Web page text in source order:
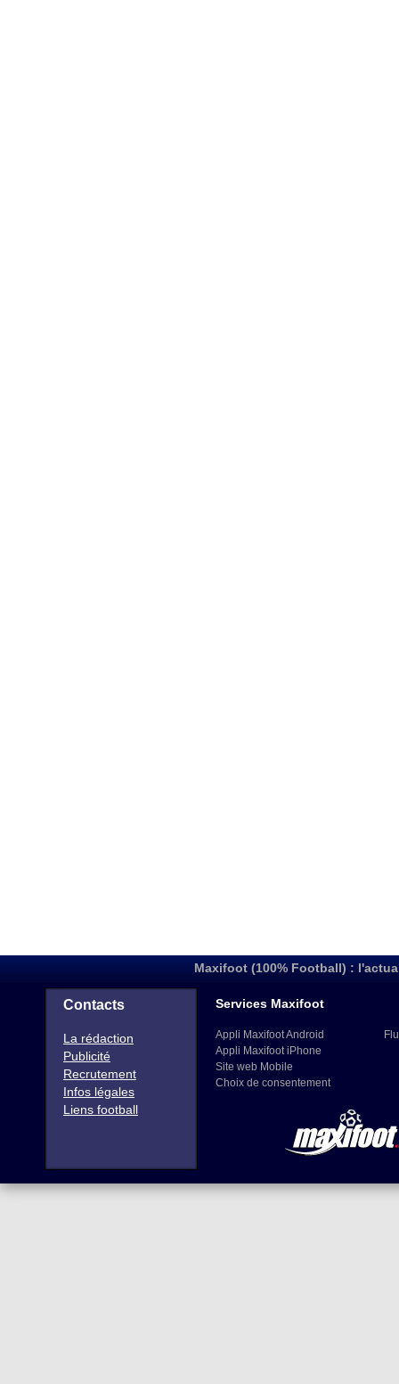
Maxifoot (100% Football) :
Contacts
La rédaction
Publicité
Recrutement
Infos légales
Liens football
Services Maxifoot
Appli Maxifoot Android
Appli Maxifoot iPhone
Site web Mobile
Choix de consentement